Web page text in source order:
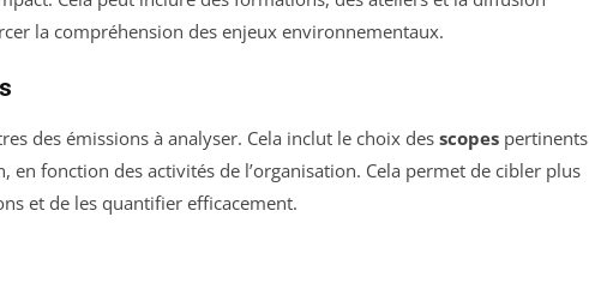
la compréhension des enjeux environnementaux.
des émissions à analyser. Cela inclut le choix des scopes pertinents
en fonction des activités de l’organisation. Cela permet de cibler plus
et de les quantifier efficacement.